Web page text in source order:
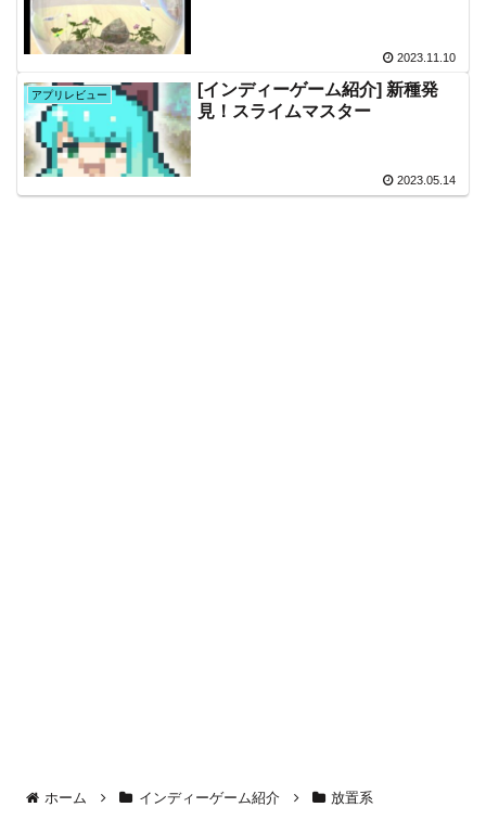
2023.11.10
アプリレビュー
[インディーゲーム紹介] 新種発
見！スライムマスター
2023.05.14
ホーム インディーゲーム紹介 放置系